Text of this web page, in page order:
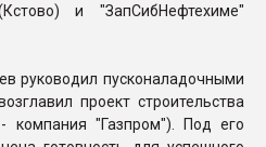
и "ЗапСибНефтехиме"
руководил пусконаладочными
проект строительства
компания "Газпром"). Под его